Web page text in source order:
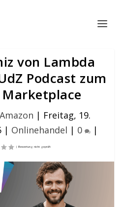
von Lambda
Podcast zum
Amazon | Freitag, 19.
| Onlinehandel | 0 |